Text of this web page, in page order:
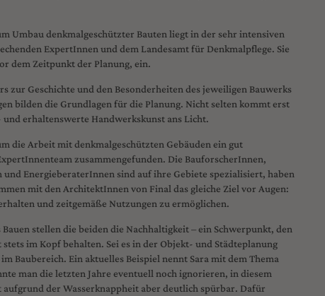
Umbau denkmalgeschützter Bauten liegt in der sehr intensiven
ExpertInnen und dem Landesamt für Denkmalpflege. Sie
dem Zeitpunkt der Planung, ein.
zur Geschichte und den Besonderheiten des jeweiligen Bauwerks
bilden die Grundlagen für die Planung. Nicht selten kommt erst
und erhaltenswerte Handwerkskunst ans Licht.
die Arbeit mit denkmalgeschützten Gebäuden ein gut
zusammengefunden. Die BauforscherInnen,
EnergieberaterInnen sind auf ihre Gebiete spezialisiert, haben
mit den ArchitektInnen von Final das gleiche Ziel vor Augen:
und zeitgemäße Nutzungen zu ermöglichen.
stellen die beiden die Nachhaltigkeit – ein Schwerpunkt, den
im Kopf behalten. Sei es in der Objekt- und Städteplanung
Baubereich. Ein aktuelles Beispiel nennt Sara mit dem Thema
man die letzten Jahre eventuell noch ignorieren, in diesem
der Wasserknappheit aber deutlich spürbar. Dafür